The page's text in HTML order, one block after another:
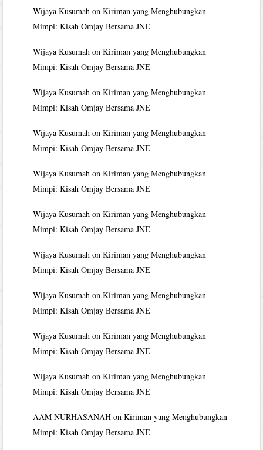
Wijaya Kusumah onKiriman yang Menghubungkan
Mimpi: Kisah Omjay Bersama JNE
Wijaya Kusumah onKiriman yang Menghubungkan
Mimpi: Kisah Omjay Bersama JNE
Wijaya Kusumah onKiriman yang Menghubungkan
Mimpi: Kisah Omjay Bersama JNE
Wijaya Kusumah onKiriman yang Menghubungkan
Mimpi: Kisah Omjay Bersama JNE
Wijaya Kusumah onKiriman yang Menghubungkan
Mimpi: Kisah Omjay Bersama JNE
Wijaya Kusumah onKiriman yang Menghubungkan
Mimpi: Kisah Omjay Bersama JNE
Wijaya Kusumah onKiriman yang Menghubungkan
Mimpi: Kisah Omjay Bersama JNE
Wijaya Kusumah onKiriman yang Menghubungkan
Mimpi: Kisah Omjay Bersama JNE
Wijaya Kusumah onKiriman yang Menghubungkan
Mimpi: Kisah Omjay Bersama JNE
Wijaya Kusumah onKiriman yang Menghubungkan
Mimpi: Kisah Omjay Bersama JNE
AAM NURHASANAH onKiriman yang Menghubungkan
Mimpi: Kisah Omjay Bersama JNE